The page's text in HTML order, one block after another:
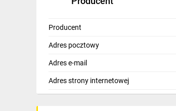
Producent
Adres pocztowy
Adres e-mail
Adres strony internetowej